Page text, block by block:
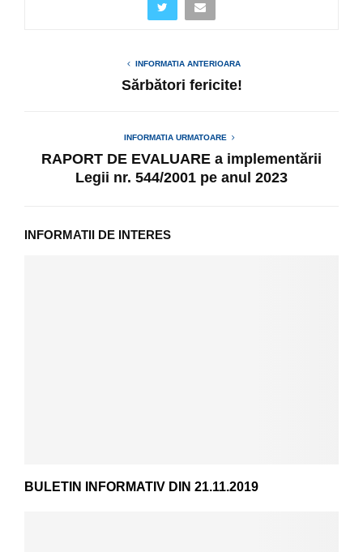
INFORMATIA ANTERIOARA
Sărbători fericite!
INFORMATIA URMATOARE
RAPORT DE EVALUARE a implementării
Legii nr. 544/2001 pe anul 2023
INFORMATII DE INTERES
BULETIN INFORMATIV DIN 21.11.2019